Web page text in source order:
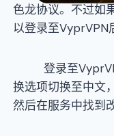
色龙协议。不过如
以登录至VyprVPN
登录至
换选项切换至中文
然后在服务中找到